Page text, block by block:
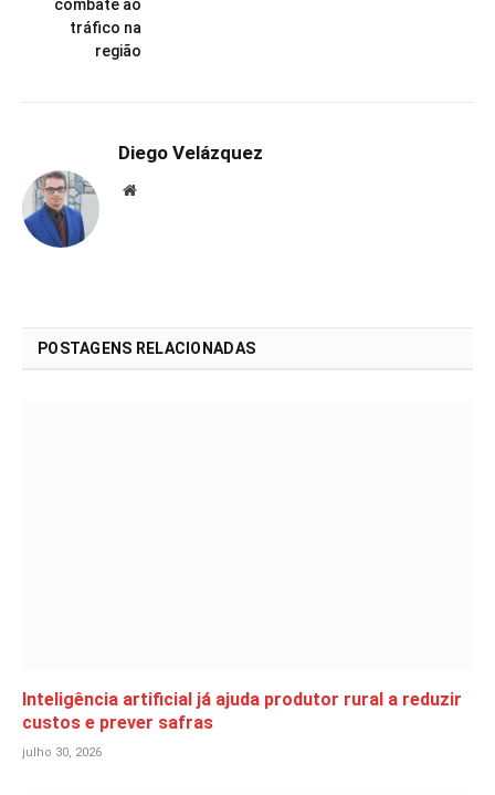
combate ao
tráfico na
região
Diego Velázquez
Website
POSTAGENS RELACIONADAS
Inteligência artificial já ajuda produtor rural a reduzir
custos e prever safras
julho 30, 2026